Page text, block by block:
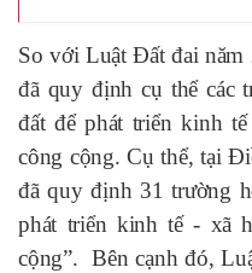
So với Luật Đất đai
đã quy định cụ thể các
đất để phát triển kinh
công cộng. Cụ thể, tại
đã quy định 31 trường
phát triển kinh tế - xã
cộng”. Bên cạnh đó,